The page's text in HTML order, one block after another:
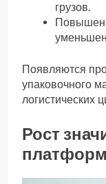
грузов.
Появляются
упаковочного
логистических
Рост